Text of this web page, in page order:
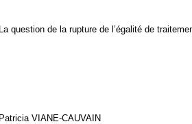
La question de la rupture de l’égalité de
Patricia VIANE-CAUVAIN